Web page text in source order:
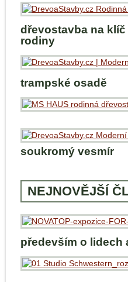
dřevostavba na
rodiny
trampské osadě
soukromý vesmír
NEJNOVĚJŠÍ
především o lidech